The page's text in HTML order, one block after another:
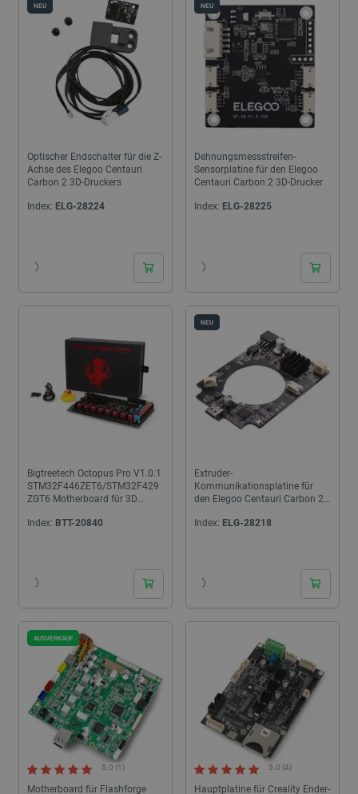
Optischer Endschalter für die Z-
Achse des Elegoo Centauri
Carbon 2 3D-Druckers
Index: ELG-28224
NEU
Dehnungsmessstreifen-
Sensorplatine für den Elegoo
Centauri Carbon 2 3D-Drucker
Index: ELG-28225
NEU
Bigtreetech Octopus Pro V1.0.1
STM32F446ZET6/STM32F429
ZGT6 Motherboard für 3D
Index: BTT-20840
Extruder-
Kommunikationsplatine für
den Elegoo Centauri Carbon 2
Index: ELG-28218
NEU
Motherboard für Flashforge
5.0 (1)
AUSVERKAUF
Hauptplatine für Creality Ender-
5.0 (4)